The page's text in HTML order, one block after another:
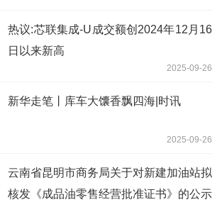
热议:芯联集成-U成交额创2024年12月16
日以来新高
2025-09-26
新华走笔丨库车大馕香飘四海|时讯
2025-09-26
云南省昆明市商务局关于对新建加油站拟
核发《成品油零售经营批准证书》的公示